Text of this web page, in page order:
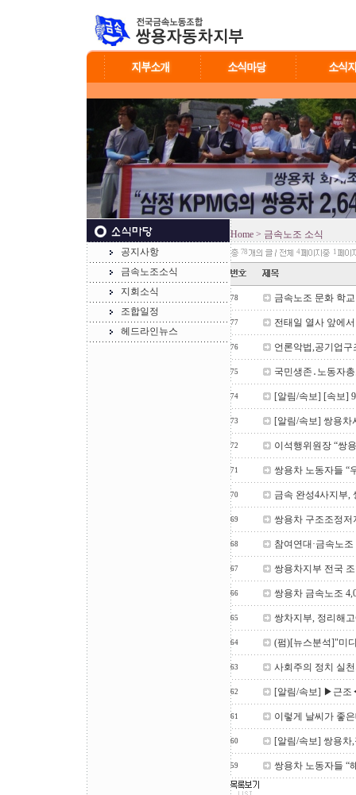
공지사항
금속노조소식
지회소식
조합일정
헤드라인뉴스
Home > 금속노조 소식
78 4 1
78 금속노조 문화 학교
77 전태일 열사 앞에
76 언론악법,공기업
75 국민생존․노동자
74 [알림/속보] [속보]
73 [알림/속보] 쌍용차
72 이석행위원장 “쌍
71 쌍용차 노동자들 “
70 금속 완성4사지부,
69 쌍용차 구조조정
68 참여연대·금속노
67 쌍용차지부 전국
66 쌍용차 금속노조
65 쌍차지부, 정리해
64 (펌)[뉴스분석]"미
63 사회주의 정치 실
62 [알림/속보] ▶근조
61 이렇게 날씨가 좋
60 [알림/속보] 쌍용차
59 쌍용차 노동자들 “